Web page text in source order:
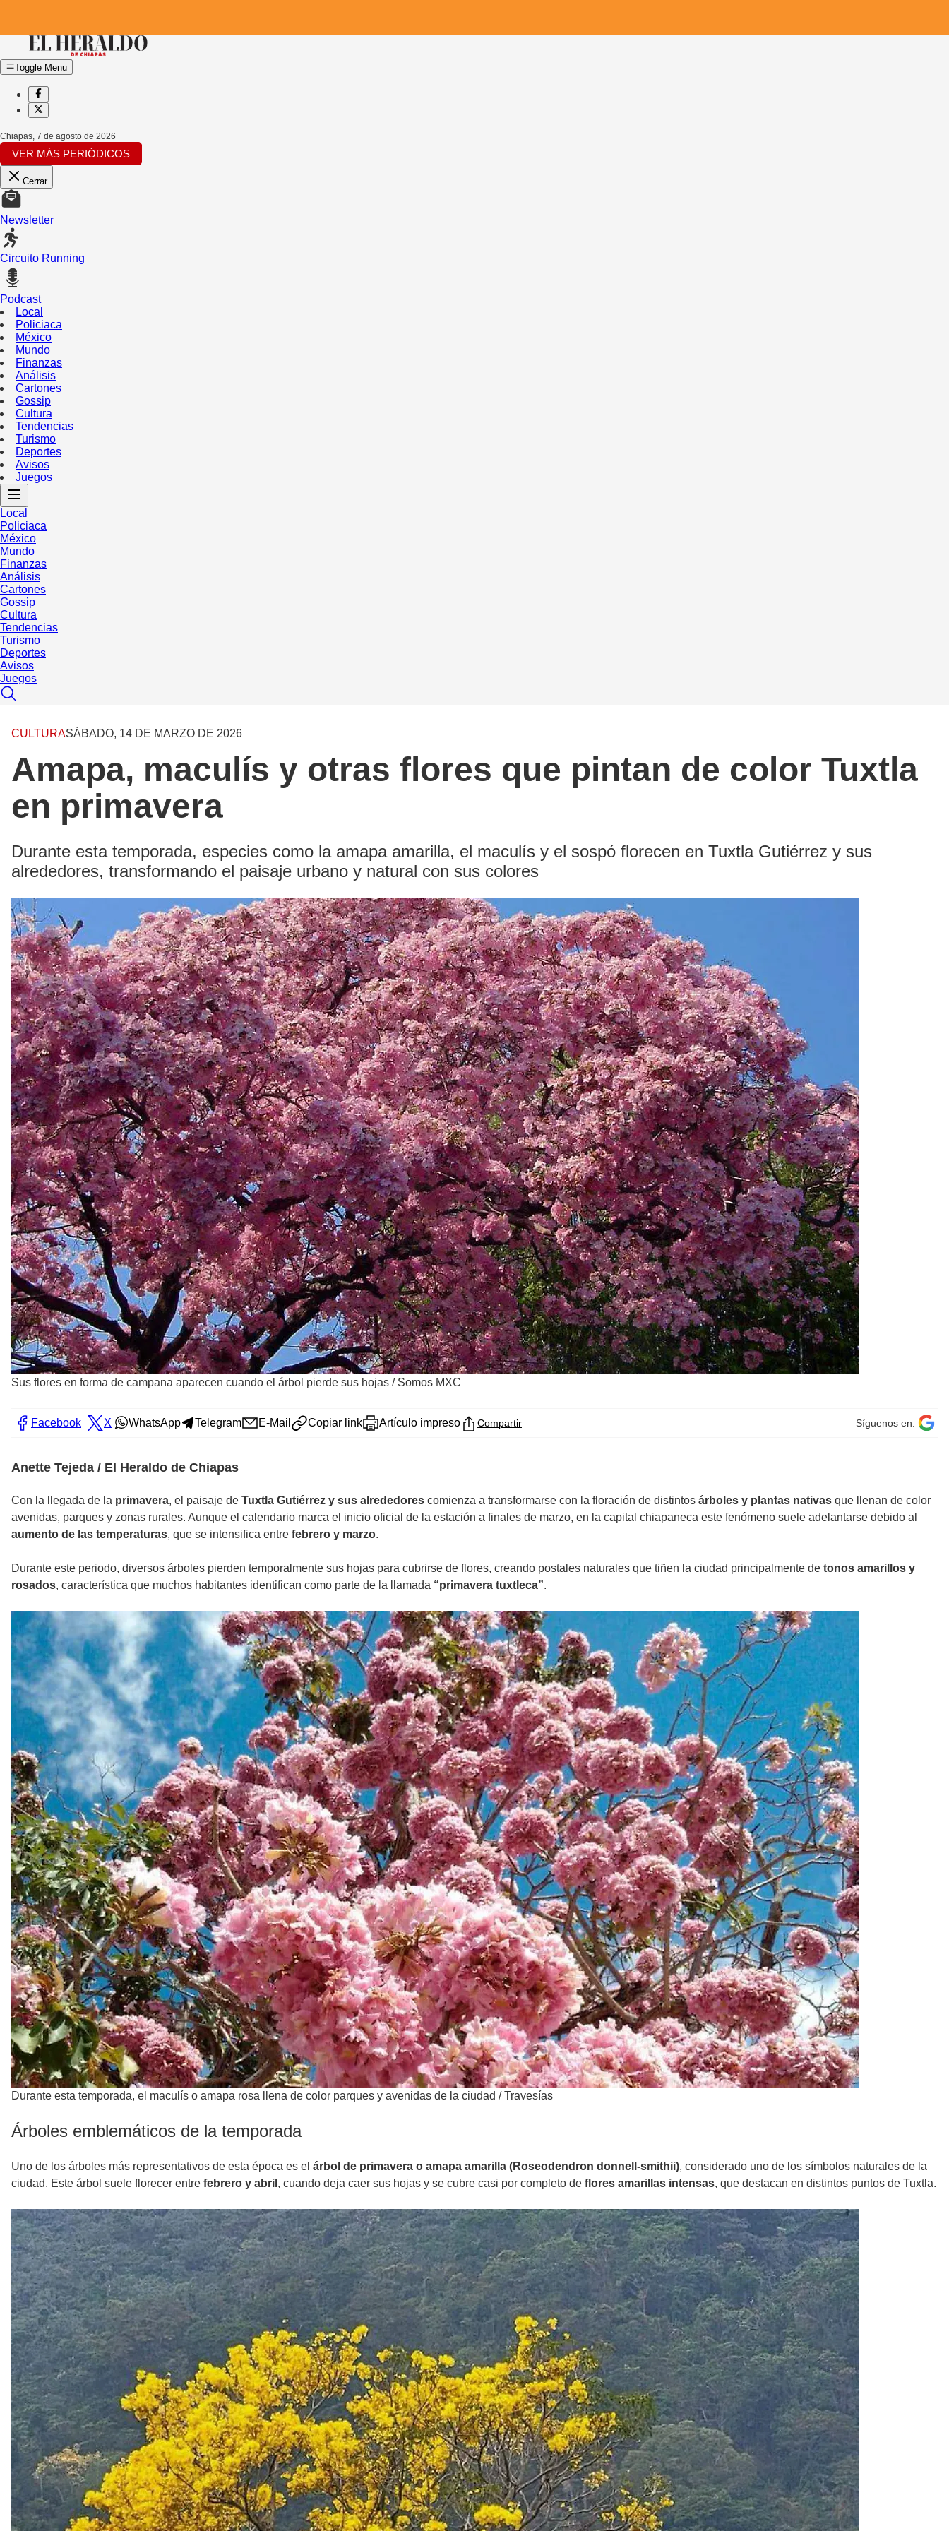
Toggle Menu
Chiapas, 7 de agosto de 2026
VER MÁS PERIÓDICOS
Cerrar
Newsletter
Circuito Running
Podcast
Local
Policiaca
México
Mundo
Finanzas
Análisis
Cartones
Gossip
Cultura
Tendencias
Turismo
Deportes
Avisos
Juegos
Local
Policiaca
México
Mundo
Finanzas
Análisis
Cartones
Gossip
Cultura
Tendencias
Turismo
Deportes
Avisos
Juegos
CULTURASÁBADO, 14 DE MARZO DE 2026
Amapa, maculís y otras flores que pintan de color Tuxtla
en primavera
Durante esta temporada, especies como la amapa amarilla, el maculís y el sospó florecen en Tuxtla Gutiérrez y sus
alrededores, transformando el paisaje urbano y natural con sus colores
Sus flores en forma de campana aparecen cuando el árbol pierde sus hojas / Somos MXC
Facebook X WhatsApp Telegram E-Mail Copiar link Artículo impreso Compartir Síguenos en:
Anette Tejeda / El Heraldo de Chiapas
Con la llegada de la primavera, el paisaje de Tuxtla Gutiérrez y sus alrededores comienza a transformarse con la floración de distintos árboles y plantas nativas que llenan de color
avenidas, parques y zonas rurales. Aunque el calendario marca el inicio oficial de la estación a finales de marzo, en la capital chiapaneca este fenómeno suele adelantarse debido al
aumento de las temperaturas, que se intensifica entre febrero y marzo.
Durante este periodo, diversos árboles pierden temporalmente sus hojas para cubrirse de flores, creando postales naturales que tiñen la ciudad principalmente de tonos amarillos y
rosados, característica que muchos habitantes identifican como parte de la llamada “primavera tuxtleca”.
Durante esta temporada, el maculís o amapa rosa llena de color parques y avenidas de la ciudad /Travesías
Árboles emblemáticos de la temporada
Uno de los árboles más representativos de esta época es el árbol de primavera o amapa amarilla (Roseodendron donnell-smithii), considerado uno de los símbolos naturales de la
ciudad. Este árbol suele florecer entre febrero y abril , cuando deja caer sus hojas y se cubre casi por completo de flores amarillas intensas, que destacan en distintos puntos de Tuxtla.